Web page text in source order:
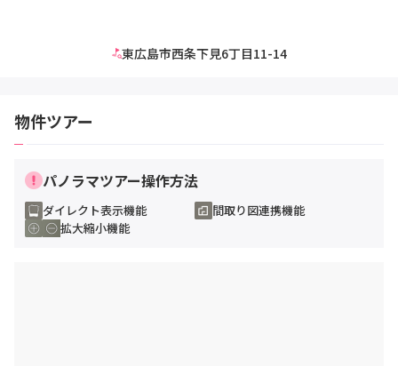
東広島市西条下見6丁目11-14
物件ツアー
パノラマツアー操作方法
ダイレクト表示機能
間取り図連携機能
拡大縮小機能